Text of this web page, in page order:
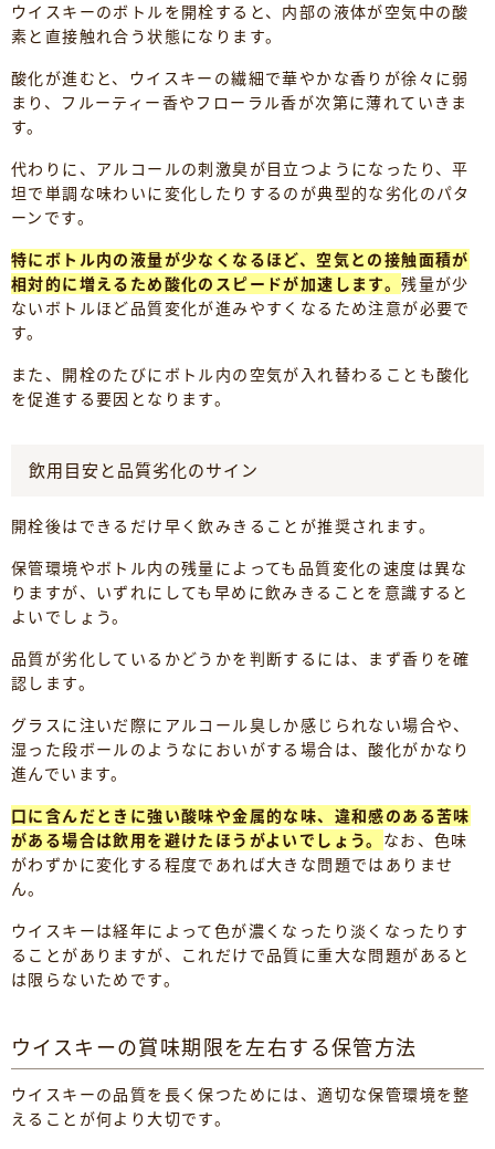
ウイスキーのボトルを開栓すると、内部の液体が空気中の酸
素と直接触れ合う状態になります。
酸化が進むと、ウイスキーの繊細で華やかな香りが徐々に弱
まり、フルーティー香やフローラル香が次第に薄れていきま
す。
代わりに、アルコールの刺激臭が目立つようになったり、平
坦で単調な味わいに変化したりするのが典型的な劣化のパタ
ーンです。
特にボトル内の液量が少なくなるほど、空気との接触面積が
相対的に増えるため酸化のスピードが加速します。残量が少
ないボトルほど品質変化が進みやすくなるため注意が必要で
す。
また、開栓のたびにボトル内の空気が入れ替わることも酸化
を促進する要因となります。
飲用目安と品質劣化のサイン
開栓後はできるだけ早く飲みきることが推奨されます。
保管環境やボトル内の残量によっても品質変化の速度は異な
りますが、いずれにしても早めに飲みきることを意識すると
よいでしょう。
品質が劣化しているかどうかを判断するには、まず香りを確
認します。
グラスに注いだ際にアルコール臭しか感じられない場合や、
湿った段ボールのようなにおいがする場合は、酸化がかなり
進んでいます。
口に含んだときに強い酸味や金属的な味、違和感のある苦味
がある場合は飲用を避けたほうがよいでしょう。 なお、色味
がわずかに変化する程度であれば大きな問題ではありませ
ん。
ウイスキーは経年によって色が濃くなったり淡くなったりす
ることがありますが、これだけで品質に重大な問題があると
は限らないためです。
ウイスキーの賞味期限を左右する保管方法
ウイスキーの品質を長く保つためには、適切な保管環境を整
えることが何より大切です。